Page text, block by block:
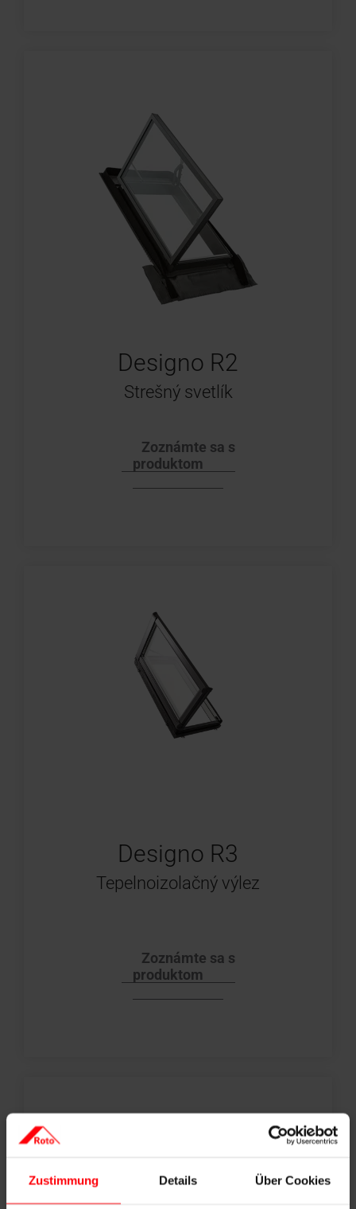
Zustimmung Details Über Cookies
Designo R2
Strešný svetlík
Zoznámte sa s
produktom
Designo R3
Tepelnoizolačný výlez
Zoznámte sa s
produktom